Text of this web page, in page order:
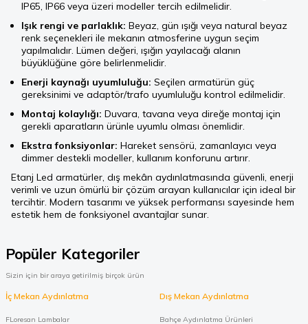
IP65, IP66 veya üzeri modeller tercih edilmelidir.
Işık rengi ve parlaklık: Beyaz, gün ışığı veya natural beyaz
renk seçenekleri ile mekanın atmosferine uygun seçim
yapılmalıdır. Lümen değeri, ışığın yayılacağı alanın
büyüklüğüne göre belirlenmelidir.
Enerji kaynağı uyumluluğu: Seçilen armatürün güç
gereksinimi ve adaptör/trafo uyumluluğu kontrol edilmelidir.
Montaj kolaylığı: Duvara, tavana veya direğe montaj için
gerekli aparatların ürünle uyumlu olması önemlidir.
Ekstra fonksiyonlar: Hareket sensörü, zamanlayıcı veya
dimmer destekli modeller, kullanım konforunu artırır.
Etanj Led armatürler, dış mekân aydınlatmasında güvenli, enerji
verimli ve uzun ömürlü bir çözüm arayan kullanıcılar için ideal bir
tercihtir. Modern tasarımı ve yüksek performansı sayesinde hem
estetik hem de fonksiyonel avantajlar sunar.
Popüler Kategoriler
Sizin için bir araya getirilmiş birçok ürün
İç Mekan Aydınlatma
FLoresan Lambalar
Dış Mekan Aydınlatma
Bahçe Aydınlatma Ürünleri